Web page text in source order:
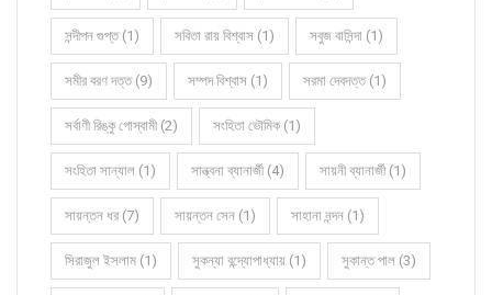
সন্দীপন গুপ্ত (1) সবিতা রায় বিশ্বাস (1) সবুজ বাসিন্দা (1)
সমীর বরণ দত্ত (9) সম্পদ বিশ্বাস (1) সরমা দেবদত্ত (1)
সর্বাণী রিঙ্কু গোস্বামী (2) সংহিতা ভৌমিক (1)
সংহিতা সান্যাল (1) সান্ত্বনা ব্যানার্জী (4) সায়নী ব্যানার্জী (1)
সায়ন্তন ধর (7) সায়ন্তন সেন (1) সাহানা নন্দন (1)
সিরাজুল ইসলাম (1) সুকন্যা বন্দ্যোপাধ্যায় (1) সুকান্ত পাল (3)